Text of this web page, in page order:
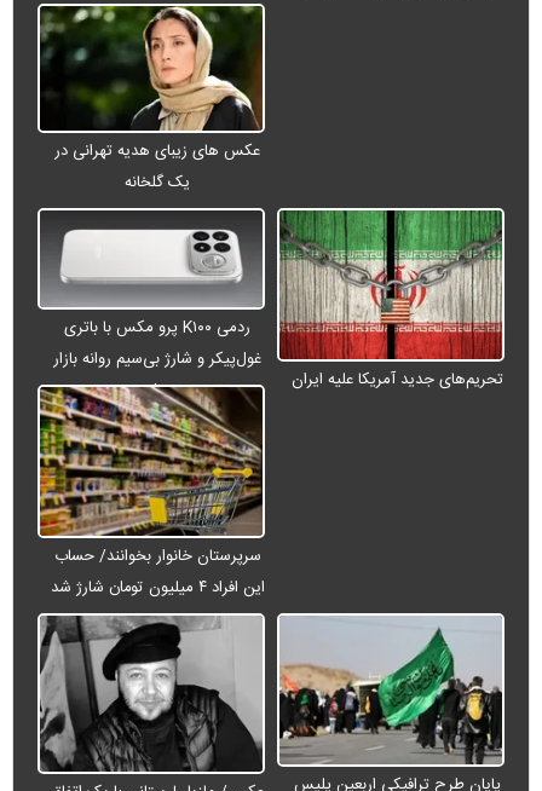
عکس های زیبای هدیه تهرانی در
یک گلخانه
تحریم‌های جدید آمریکا علیه ایران
ردمی K۱۰۰ پرو مکس با باتری
غول‌پیکر و شارژ بی‌سیم روانه بازار
می‌شود
سرپرستان خانوار بخوانند/ حساب
این افراد ۴ میلیون تومان شارژ شد
پایان طرح ترافیکی اربعین پلیس